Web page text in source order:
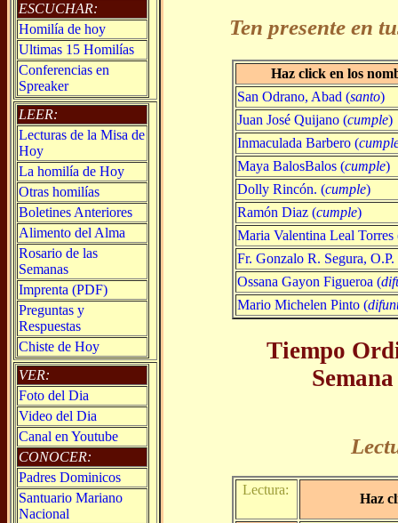
ESCUCHAR:
Homilía de hoy
Ultimas 15 Homilías
Conferencias en
Spreaker
LEER:
Lecturas de la Misa de
Hoy
La homilía de Hoy
Otras homilías
Boletines Anteriores
Alimento del Alma
Rosario de las
Semanas
Imprenta (PDF)
Preguntas y
Respuestas
Chiste de Hoy
VER:
Foto del Dia
Video del Dia
Canal en Youtube
CONOCER:
Padres Dominicos
Santuario Mariano
Nacional
Ten presente en
Haz click en los
San Odrano, Abad (santo)
Juan José Quijano (cumple)
Inmaculada Barbero (
Maya BalosBalos (cumple)
Dolly Rincón. (cumple)
Ramón Diaz (cumple)
Maria Valentina Leal Torres
Fr. Gonzalo R. Segura, O.P.
Ossana Gayon Figueroa (
Mario Michelen Pinto (
Tiempo
Lectura:
Haz